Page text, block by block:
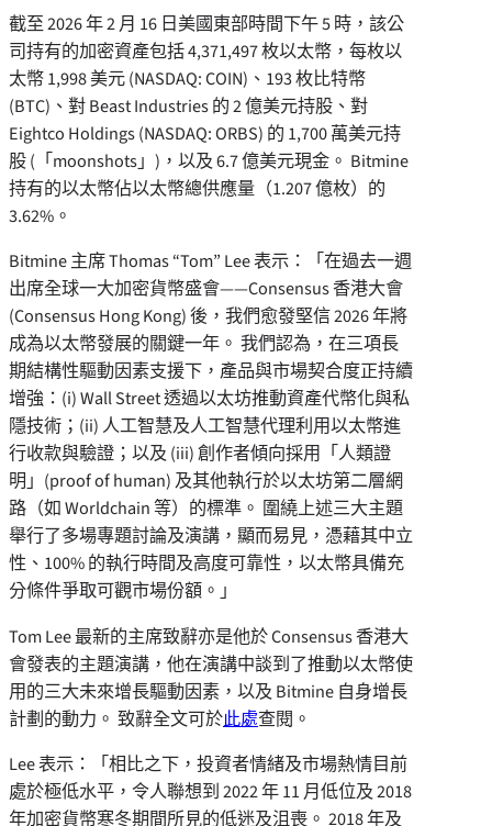
截至 2026 年 2 月 16 日美國東部時間下午 5 時，該公
司持有的加密資產包括 4,371,497 枚以太幣，每枚以
太幣 1,998 美元 (NASDAQ: COIN)、193 枚比特幣
(BTC)、對 Beast Industries 的 2 億美元持股、對
Eightco Holdings (NASDAQ: ORBS) 的 1,700 萬美元持
股 (「moonshots」)，以及 6.7 億美元現金。 Bitmine
持有的以太幣佔以太幣總供應量（1.207 億枚）的
3.62%。
Bitmine 主席 Thomas “Tom” Lee 表示：「在過去一週
出席全球一大加密貨幣盛會——Consensus 香港大會
(Consensus Hong Kong) 後，我們愈發堅信 2026 年將
成為以太幣發展的關鍵一年。 我們認為，在三項長
期結構性驅動因素支援下，產品與市場契合度正持續
增強：(i) Wall Street 透過以太坊推動資產代幣化與私
隱技術；(ii) 人工智慧及人工智慧代理利用以太幣進
行收款與驗證；以及 (iii) 創作者傾向採用「人類證
明」(proof of human) 及其他執行於以太坊第二層網
路（如 Worldchain 等）的標準。 圍繞上述三大主題
舉行了多場專題討論及演講，顯而易見，憑藉其中立
性、100% 的執行時間及高度可靠性，以太幣具備充
分條件爭取可觀市場份額。」
Tom Lee 最新的主席致辭亦是他於 Consensus 香港大
會發表的主題演講，他在演講中談到了推動以太幣使
用的三大未來增長驅動因素，以及 Bitmine 自身增長
計劃的動力。 致辭全文可於此處查閱。
Lee 表示：「相比之下，投資者情緒及市場熱情目前
處於極低水平，令人聯想到 2022 年 11 月低位及 2018
年加密貨幣寒冬期間所見的低迷及沮喪。 2018 年及